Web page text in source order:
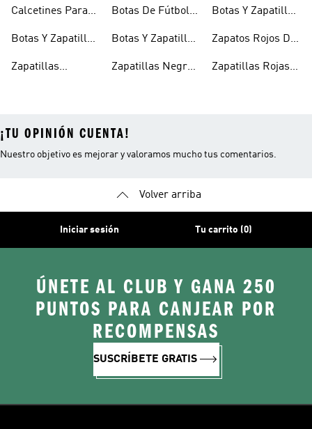
Calcetines Para
Botas Y Zapatillas
Zapatillas
Botas De Fútbol
Botas Y Zapatillas
Niños
Zapatillas Negras
Botas Y Zapatillas
Zapatos Rojos De
Zapatillas Rojas
¡TU OPINIÓN CUENTA!
Nuestro objetivo es mejorar y valoramos mucho tus comentarios.
Volver arriba
Iniciar sesión Tu carrito (0)
ÚNETE AL CLUB Y GANA 250
PUNTOS PARA CANJEAR POR
RECOMPENSAS
SUSCRÍBETE GRATIS